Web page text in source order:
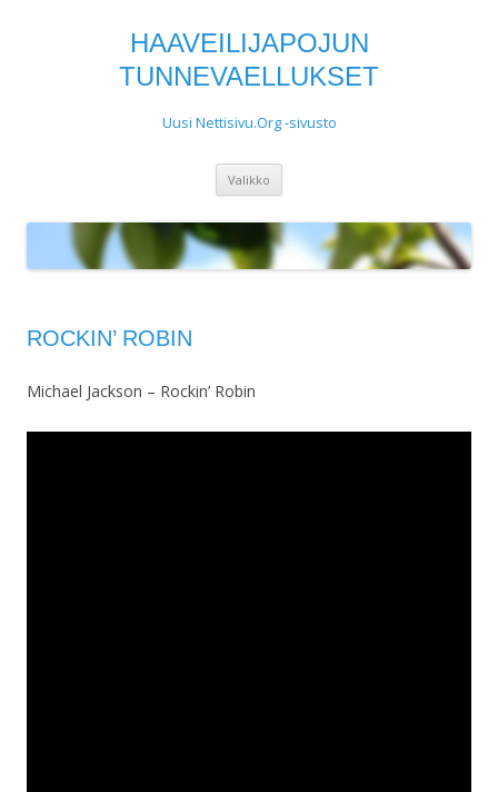
HAAVEILIJAPOJUN
TUNNEVAELLUKSET
Uusi Nettisivu.Org -sivusto
Valikko
ROCKIN’ ROBIN
Michael Jackson – Rockin’ Robin